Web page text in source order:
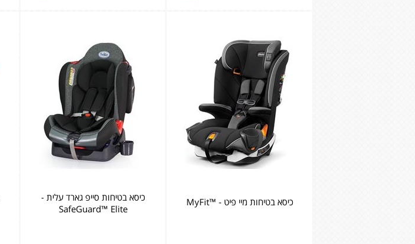
כיסא בטיחות מיי פיט - ™MyFit
כיסא בטיחות סייפ גארד עלית -
SafeGuard™ Elite